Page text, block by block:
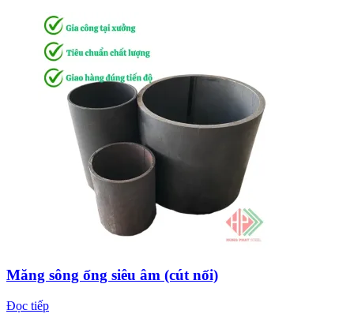
Măng sông ống siêu âm (cút nối)
Đọc tiếp